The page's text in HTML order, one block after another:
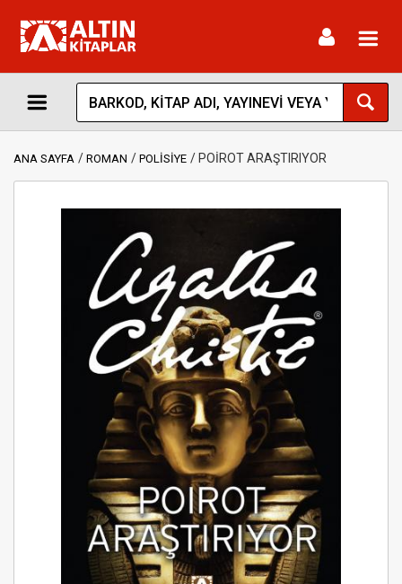
ANA SAYFA ROMAN POLİSİYE POİROT ARAŞTIRIYOR